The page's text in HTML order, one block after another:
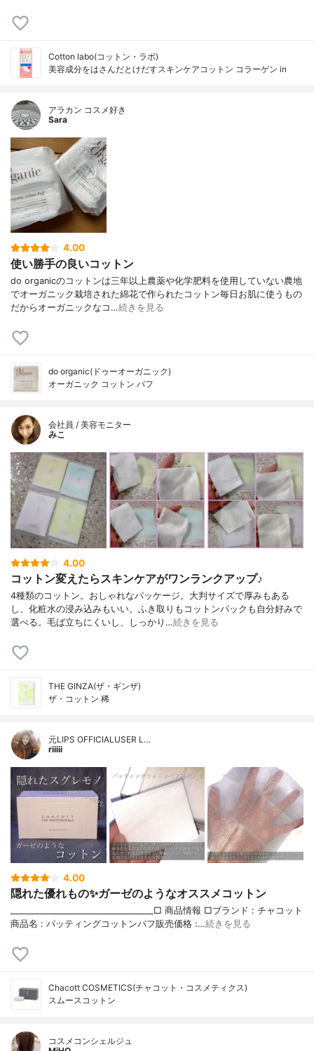
Cotton labo(コットン・ラボ)
美容成分をはさんだとけだすスキンケアコットン コラーゲン in
アラカン コスメ好き
Sara
4.00
使い勝手の良いコットン
do organicのコットンは三年以上農薬や化学肥料を使用していない農地
でオーガニック栽培された綿花で作られたコットン毎日お肌に使うもの
だからオーガニックなコ…続きを見る
do organic(ドゥーオーガニック)
オーガニック コットン パフ
会社員 / 美容モニター
みこ
4.00
コットン変えたらスキンケアがワンランクアップ♪
4種類のコットン。おしゃれなパッケージ。大判サイズで厚みもある
し、化粧水の浸み込みもいい。ふき取りもコットンパックも自分好みで
選べる。毛ば立ちにくいし、しっかり…続きを見る
THE GINZA(ザ・ギンザ)
ザ・コットン 稀
元LIPS OFFICIALUSER L…
riiiii
4.00
隠れた優れもの✨ガーゼのようなオススメコットン
__________________________________□ 商品情報 □ブランド : チャコット
商品名 : パッティングコットンパフ販売価格 :…続きを見る
Chacott COSMETICS(チャコット・コスメティクス)
スムースコットン
コスメコンシェルジュ